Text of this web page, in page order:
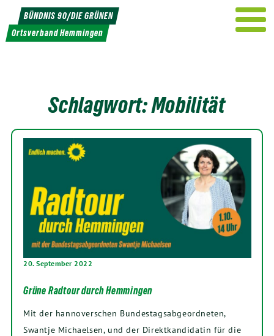
Weiter
zum
Inhalt
BÜNDNIS 90/DIE GRÜNEN
Ortsverband Hemmingen
Schlagwort:Mobilität
20. September 2022
Grüne Radtour durch Hemmingen
Mit der hannoverschen Bundestagsabgeordneten,
Swantje Michaelsen, und der Direktkandidatin für die